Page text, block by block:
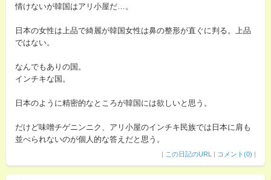
情けないが韓国はアリ小屋だ…。
日本の女性は上品で綺麗が韓国女性は鼻の整形が直ぐに判る。上品
ではない。
なんでもありの国。
インチキな国。
日本のように精密的なところが韓国には欲しいと思う。
だけど味噌チゲニンニク、アリ小屋のインチキ民族では日本に肩も
並べられないのが個人的な答えだと思う。
| この日記のURL | コメント(0) |